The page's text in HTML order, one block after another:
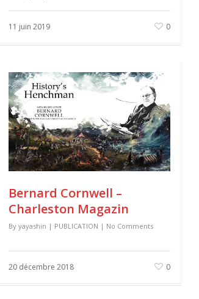
11 juin 2019 0
Bernard Cornwell –
Charleston Magazin
By yayashin | PUBLICATION | No Comments
20 décembre 2018 0